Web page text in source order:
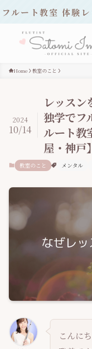
フルート教室 体験
Home 教室のこと
レッスン
独学でフ
ルート教
屋・神戸】
2024
10/14
教室のこと メンタル
こんに